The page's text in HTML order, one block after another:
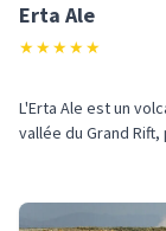
Erta Ale
★★★★★
L'Erta Ale est un
vallée du Grand